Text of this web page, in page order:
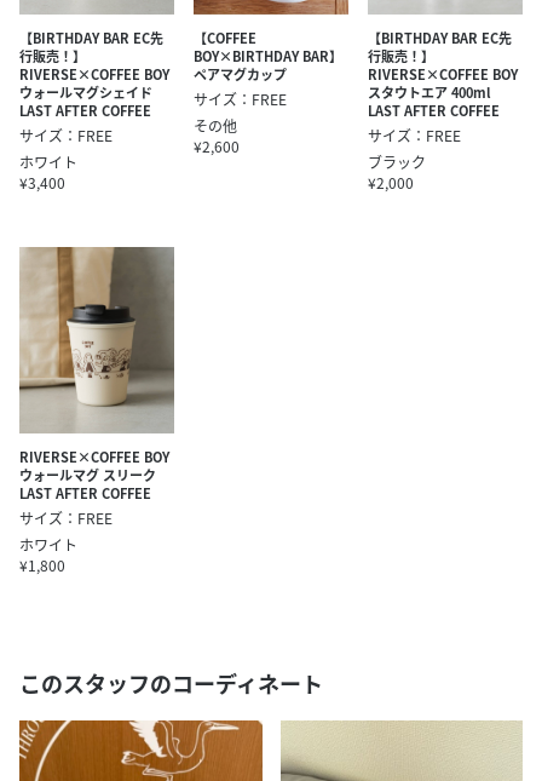
【BIRTHDAY BAR EC先
行販売！】
RIVERSE×COFFEE BOY
ウォールマグシェイド
LAST AFTER COFFEE
サイズ：FREE
ホワイト
¥3,400
【COFFEE
BOY×BIRTHDAY BAR】
ペアマグカップ
サイズ：FREE
その他
¥2,600
【BIRTHDAY BAR EC先
行販売！】
RIVERSE×COFFEE BOY
スタウトエア 400ml
LAST AFTER COFFEE
サイズ：FREE
ブラック
¥2,000
RIVERSE×COFFEE BOY
ウォールマグ スリーク
LAST AFTER COFFEE
サイズ：FREE
ホワイト
¥1,800
このスタッフのコーディネート